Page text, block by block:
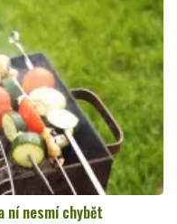
ní nesmí chybět